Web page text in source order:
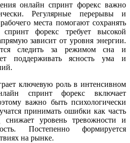
онлайн спринт форекс важно
Регулярные перерывы и
места помогают сохранять
форекс требует высокой
зависит от уровня энергии.
следить за режимом сна и
поддерживать ясность ума и
ключевую роль в интенсивном
спринт форекс включает
важно быть психологически
принимать ошибки как часть
снижает уровень тревожности и
Постепенно формируется
на рынке.